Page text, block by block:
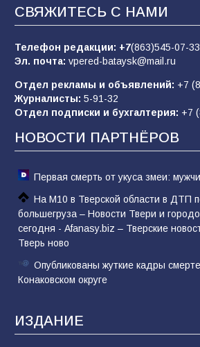
заявления о мобилизации — это
пропагандистский вброс
85 01.08.2026
«Слухами Москву не
заявления Киева о
отчаяние, а не разведка
81 02.08.2026
СВЯЖИТЕСЬ С НАМИ
Телефон редакции: +7(863)545-07-
Эл. почта: vpered-bataysk@mail.ru
Отдел рекламы и объявлений: +7
Журналисты: 5-91-32
Отдел подписки и бухгалтерия: +7
НОВОСТИ ПАРТНЁРОВ
Первая смерть от укуса змеи:
На М10 в Тверской области в ДТП
большегруза – Новости Твери и
сегодня - Afanasy.biz – Тверские
Тверь ново
Опубликованы жуткие кадры
Конаковском округе
ИЗДАНИЕ